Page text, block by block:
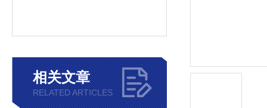
相关文章
RELATED ARTICLES